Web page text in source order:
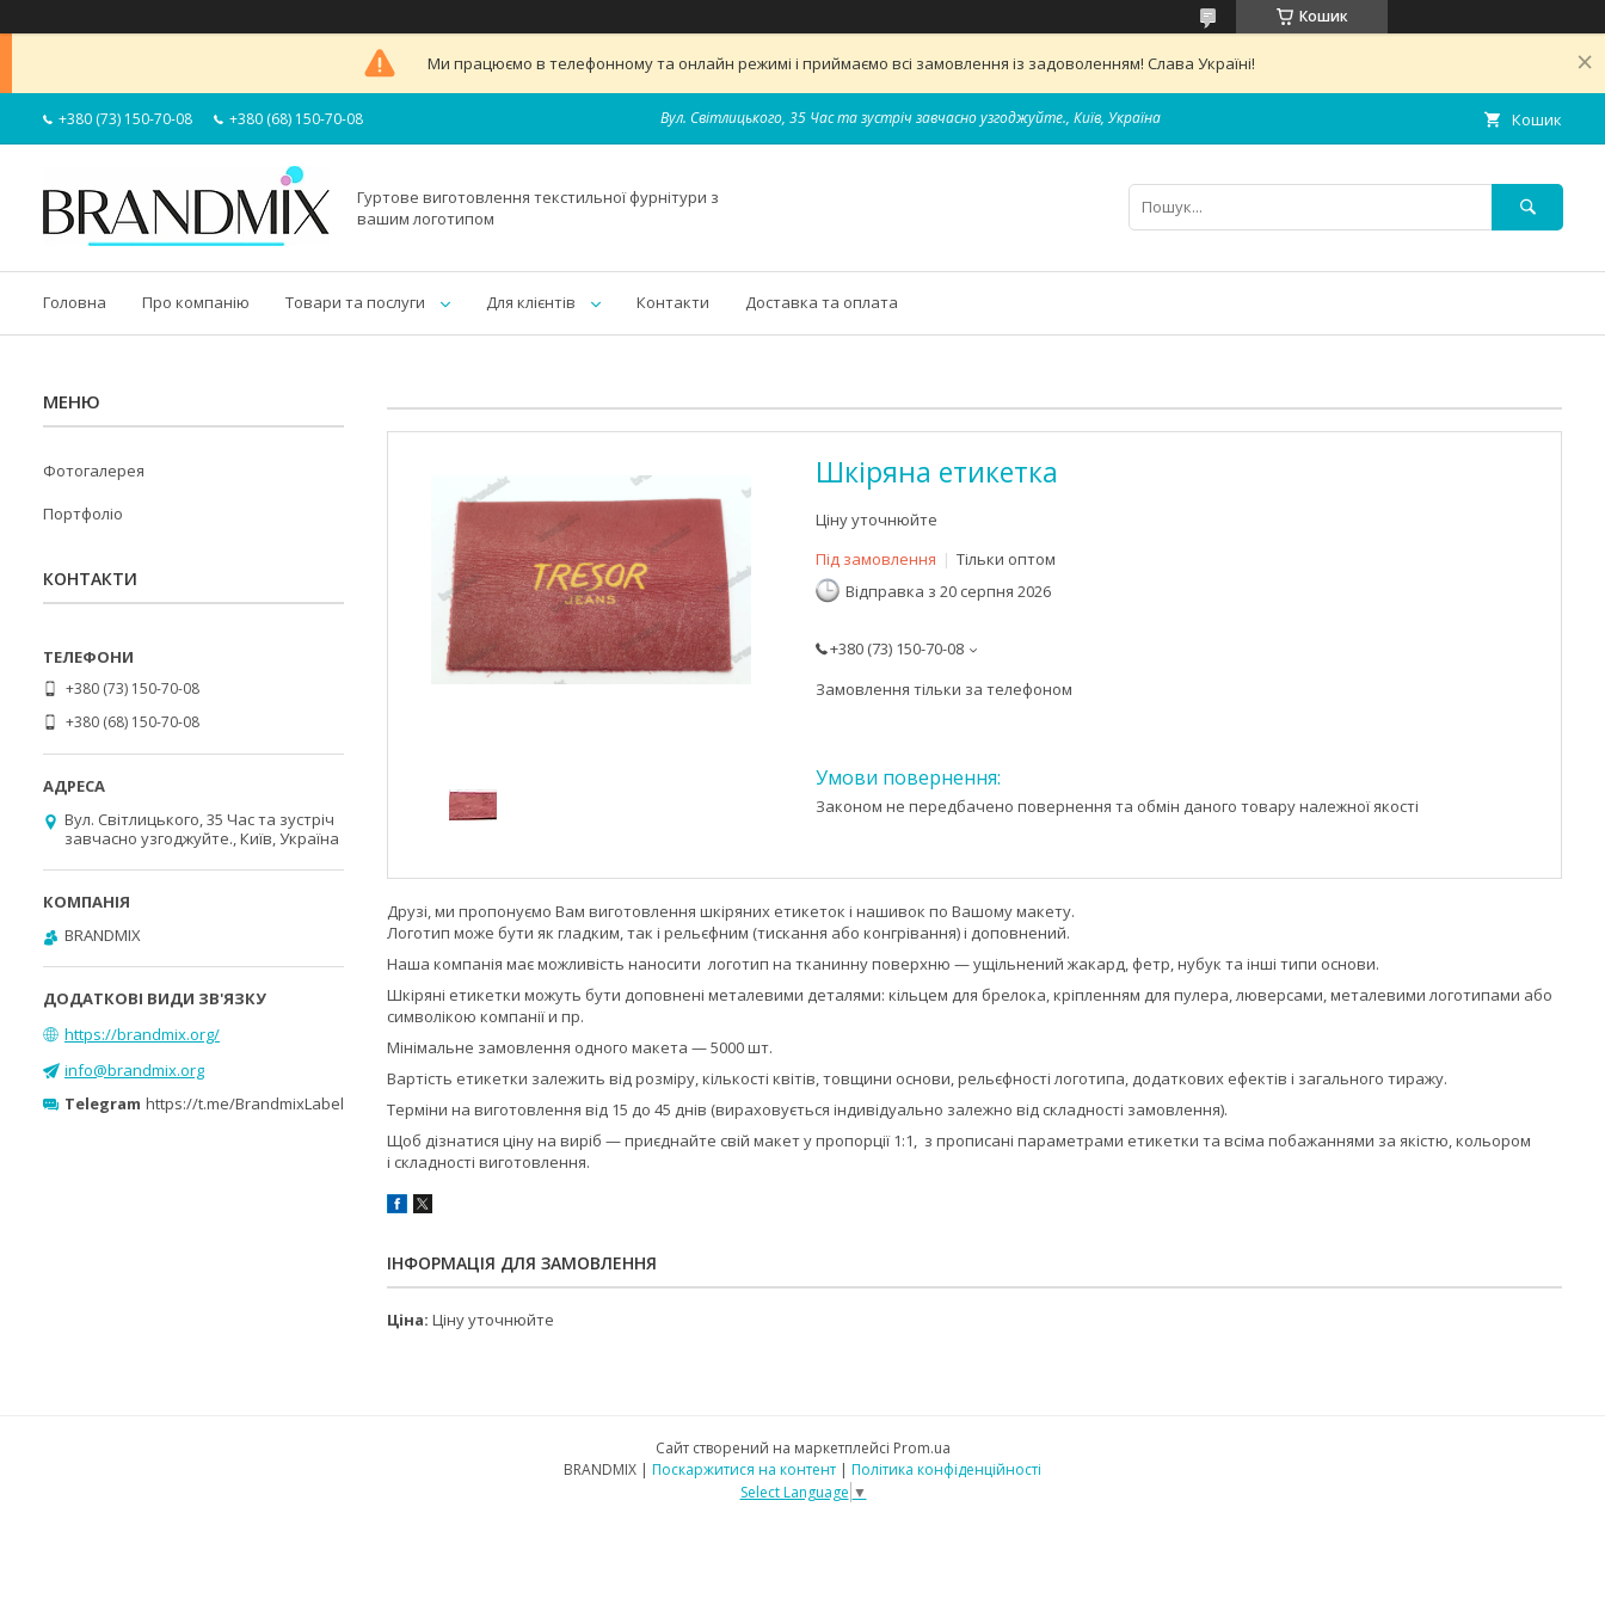
Кошик
Ми працюємо в телефонному та онлайн режимі і приймаємо всі замовлення із задоволенням! Слава Україні!
+380 (73) 150-70-08 +380 (68) 150-70-08 Вул. Світлицького, 35 Час та зустріч завчасно узгоджуйте., Київ, Україна Кошик
Гуртове виготовлення текстильної фурнітури з
вашим логотипом
Головна Про компанію Товари та послуги Для клієнтів Контакти Доставка та оплата
Шкіряна етикетка
Ціну уточнюйте
Під замовлення
Тільки оптом
Відправка з 20 серпня 2026
+380 (73) 150-70-08
Замовлення тільки за телефоном
Законом не передбачено повернення та обмін даного товару належної якості
Друзі, ми пропонуємо Вам виготовлення шкіряних етикеток і нашивок по Вашому макету.
Логотип може бути як гладким, так і рельєфним (тискання або конгрівання) і доповнений.
Наша компанія має можливість наносити логотип на тканинну поверхню — ущільнений жакард, фетр, нубук та інші типи основи.
Шкіряні етикетки можуть бути доповнені металевими деталями: кільцем для брелока, кріпленням для пулера, люверсами, металевими логотипами або
символікою компанії и пр.
Мінімальне замовлення одного макета — 5000 шт.
Вартість етикетки залежить від розміру, кількості квітів, товщини основи, рельєфності логотипа, додаткових ефектів і загального тиражу.
Терміни на виготовлення від 15 до 45 днів (вираховується індивідуально залежно від складності замовлення).
Щоб дізнатися ціну на виріб — приєднайте свій макет у пропорції 1:1, з прописані параметрами етикетки та всіма побажаннями за якістю, кольором
і складності виготовлення.
ІНФОРМАЦІЯ ДЛЯ ЗАМОВЛЕННЯ
Ціна: Ціну уточнюйте
Фотогалерея
Портфоліо
КОНТАКТИ
+380 (73) 150-70-08
+380 (68) 150-70-08
Вул. Світлицького, 35 Час та зустріч
завчасно узгоджуйте., Київ, Україна
BRANDMIX
https://brandmix.org/
info@brandmix.org
Telegram https://t.me/BrandmixLabel
Сайт створений на маркетплейсі Prom.ua
BRANDMIX | Поскаржитися на контент | Політика конфіденційності
Select Language ▼